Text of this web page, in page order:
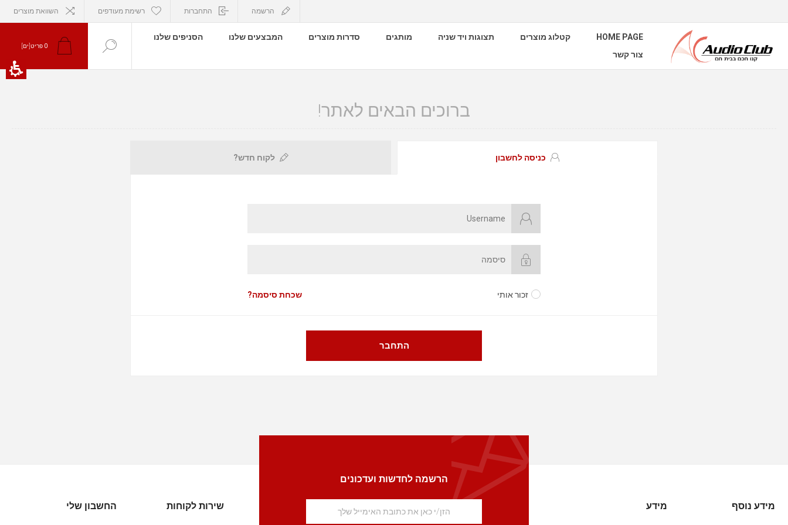
הרשמה התחברות רשימת מעודפים השוואת מוצרים
HOME PAGE קטלוג מוצרים תצוגות ויד שניה מותגים סדרות מוצרים המבצעים שלנו
הסניפים שלנו
צור קשר
0 פריט[ים]
ברוכים הבאים לאתר!
כניסה לחשבון לקוח חדש?
זכור אותי שכחת סיסמה?
התחבר
הרשמה לחדשות ועדכונים
מידע נוסף מידע שירות לקוחות החשבון שלי